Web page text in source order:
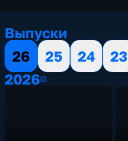
Выпуски
26
25 24 23
20262026